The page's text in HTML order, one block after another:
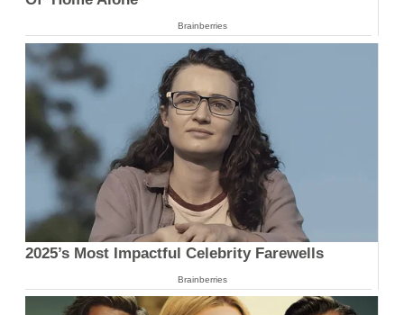
Brainberries
2025’s Most Impactful Celebrity Farewells
Brainberries